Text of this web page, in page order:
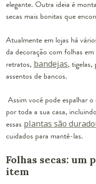
elegante. Outra ideia é
secas mais bonitas que
Atualmente em lojas há
da decoração com folhas
retratos, bandejas, tigelas,
assentos de bancos.
Assim você pode espalhar
por toda a sua casa,
essas plantas são
cuidados para mantê-las.
Folhas secas: um
item